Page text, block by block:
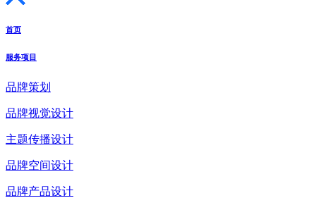
首页
服务项目
品牌策划
品牌视觉设计
主题传播设计
品牌空间设计
品牌产品设计